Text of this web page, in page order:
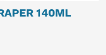
140ML